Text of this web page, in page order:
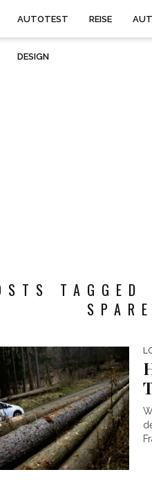
AUTOTEST REISE
DESIGN